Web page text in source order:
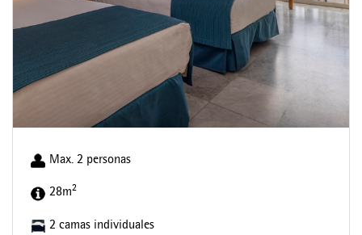
Max. 2 personas
28m2
2 camas individuales